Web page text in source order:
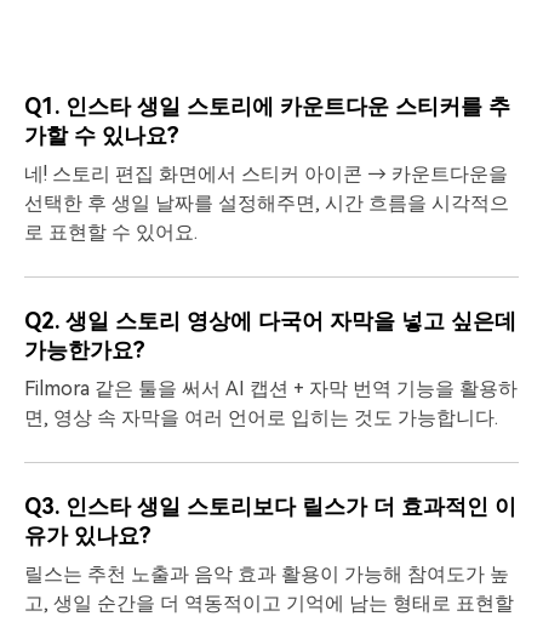
Q1. 인스타 생일 스토리에 카운트다운 스티커를 추
가할 수 있나요?
네! 스토리 편집 화면에서 스티커 아이콘 → 카운트다운을
선택한 후 생일 날짜를 설정해주면, 시간 흐름을 시각적으
로 표현할 수 있어요.
Q2. 생일 스토리 영상에 다국어 자막을 넣고 싶은데
가능한가요?
Filmora 같은 툴을 써서 AI 캡션 + 자막 번역 기능을 활용하
면, 영상 속 자막을 여러 언어로 입히는 것도 가능합니다.
Q3. 인스타 생일 스토리보다 릴스가 더 효과적인 이
유가 있나요?
릴스는 추천 노출과 음악 효과 활용이 가능해 참여도가 높
고, 생일 순간을 더 역동적이고 기억에 남는 형태로 표현할